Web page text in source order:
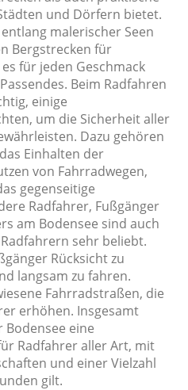
und Dörfern bietet.
malerischer Seen
Bergstrecken für
für jeden Geschmack
Beim Radfahren
einige
um die Sicherheit aller
Dazu gehören
Einhalten der
von Fahrradwegen,
gegenseitige
Radfahrer, Fußgänger
am Bodensee sind auch
sehr beliebt.
Rücksicht zu
langsam zu fahren.
Fahrradstraßen, die
erhöhen. Insgesamt
Bodensee eine
Radfahrer aller Art, mit
und einer Vielzahl
gilt.